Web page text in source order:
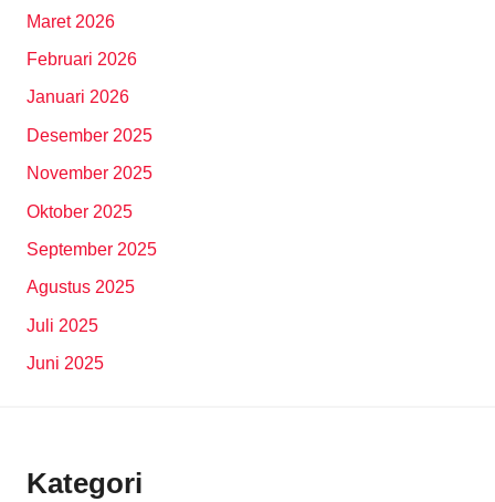
Maret 2026
Februari 2026
Januari 2026
Desember 2025
November 2025
Oktober 2025
September 2025
Agustus 2025
Juli 2025
Juni 2025
Kategori